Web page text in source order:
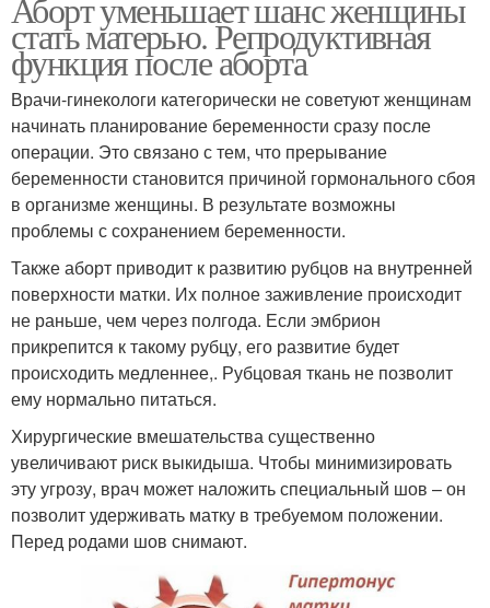
Аборт уменьшает шанс женщины
стать матерью. Репродуктивная
функция после аборта
Врачи-гинекологи категорически не советуют женщинам
начинать планирование беременности сразу после
операции. Это связано с тем, что прерывание
беременности становится причиной гормонального сбоя
в организме женщины. В результате возможны
проблемы с сохранением беременности.
Также аборт приводит к развитию рубцов на внутренней
поверхности матки. Их полное заживление происходит
не раньше, чем через полгода. Если эмбрион
прикрепится к такому рубцу, его развитие будет
происходить медленнее,. Рубцовая ткань не позволит
ему нормально питаться.
Хирургические вмешательства существенно
увеличивают риск выкидыша. Чтобы минимизировать
эту угрозу, врач может наложить специальный шов – он
позволит удерживать матку в требуемом положении.
Перед родами шов снимают.